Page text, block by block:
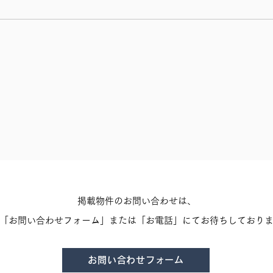
掲載物件のお問い合わせは、
お問い合わせフォーム」または「お電話」にてお待ちしており
お問い合わせフォーム